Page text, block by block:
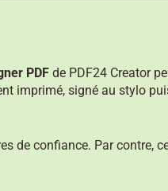
PDF de PDF24 Creator
imprimé, signé au stylo
de confiance. Par contre,